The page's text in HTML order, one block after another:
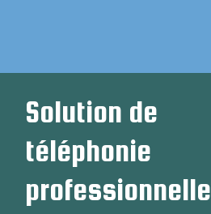
Solution de
téléphonie
professionnelle